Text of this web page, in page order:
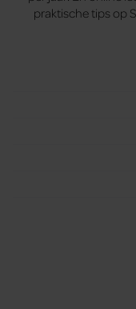
praktische tips op